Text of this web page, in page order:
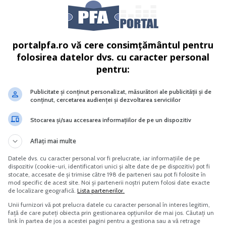
reprezentand investitii in mijloace fixe pentru
art. 24 alin. (16) din Codul Fiscal.
sa fie efectuate in activitatilor desfasurate in scopul
potrivit art. 48 alin. (4) din Codul fiscal si pct. 37 din
cazul unui PFA inregistrat in sistem real neplatitor de
factura pe numele titularului PFA (nu al PFA) se pot
ca respectivele apeluri pe mobil s-au facut in
de 50%)?
portalpfa.ro vă cere consimțământul pentru
folosirea datelor dvs. cu caracter personal
pentru:
Publicitate și conținut personalizat, măsurători ale publicității și de
conținut, cercetarea audienței și dezvoltarea serviciilor
Stocarea și/sau accesarea informațiilor de pe un dispozitiv
Aflați mai multe
Datele dvs. cu caracter personal vor fi prelucrate, iar informațiile de pe
dispozitiv (cookie-uri, identificatori unici și alte date de pe dispozitiv) pot fi
stocate, accesate de și trimise către 198 de parteneri sau pot fi folosite în
mod specific de acest site. Noi și partenerii noștri putem folosi date exacte
de localizare geografică. Lista partenerilor.
Unii furnizori vă pot prelucra datele cu caracter personal în interes legitim,
față de care puteți obiecta prin gestionarea opțiunilor de mai jos. Căutați un
link în partea de jos a acestei pagini pentru a gestiona sau a vă retrage